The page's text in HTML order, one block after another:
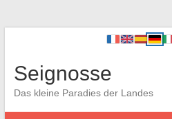
Seignosse
Das kleine Paradies der Landes